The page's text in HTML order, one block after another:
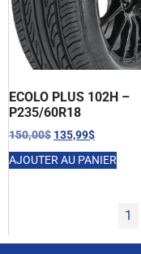
ECOLO PLUS 102H –
P235/60R18
150,00$ 135,99$
AJOUTER AU PANIER
1